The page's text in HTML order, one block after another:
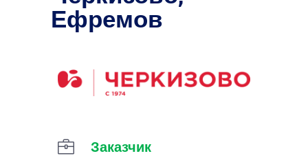
Ефремов
Заказчик